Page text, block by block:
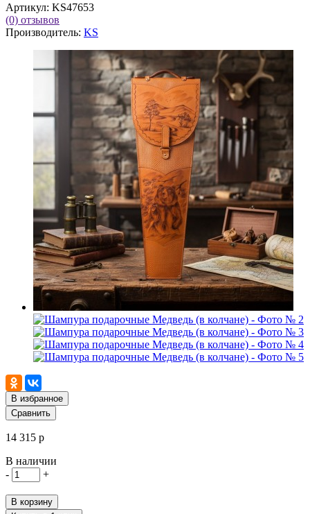
Артикул: KS47653
(0) отзывов
Производитель: KS
В избранное
Сравнить
14 315 р
В наличии
-
+
В корзину